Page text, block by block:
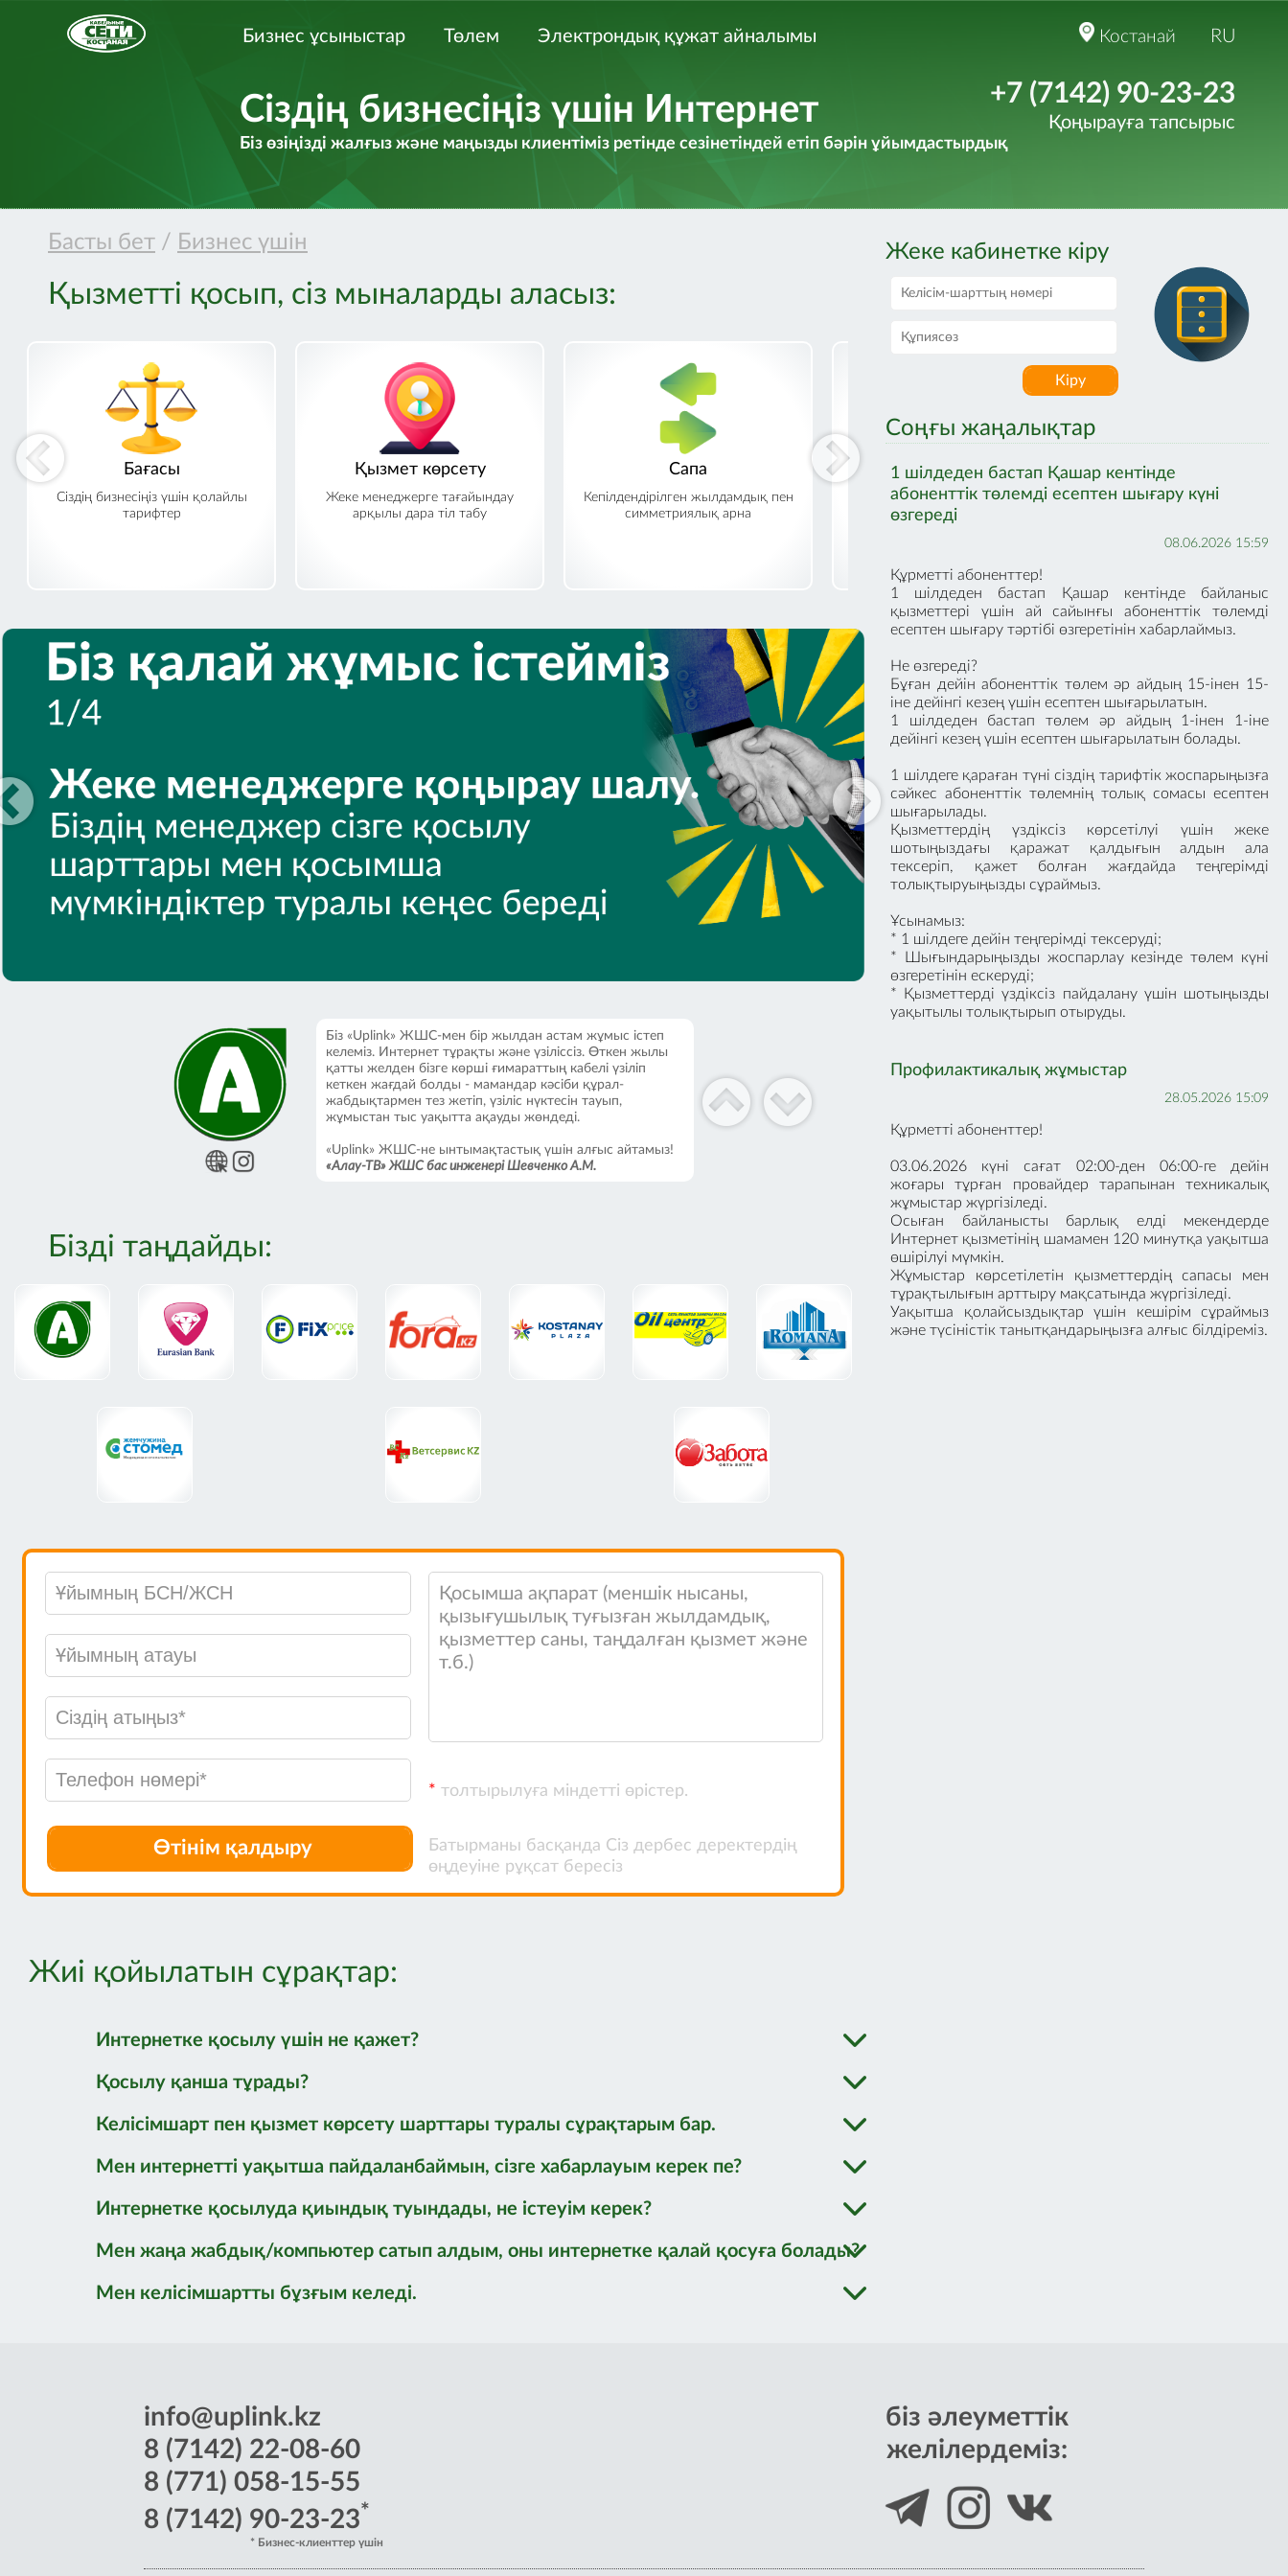
Бизнес ұсыныстар Төлем Электрондық құжат айналымы Костанай RU
Сіздің бизнесіңіз үшін Интернет
Біз өзіңізді жалғыз және маңызды клиентіміз ретінде сезінетіндей етіп бәрін ұйымдастырдық
+7 (7142) 90-23-23
Қоңырауға тапсырыс
Басты бет / Бизнес үшін
Қызметті қосып, сіз мыналарды аласыз:
Бағасы
Сіздің бизнесіңіз үшін қолайлы
тарифтер
Қызмет көрсету
Жеке менеджерге тағайындау
арқылы дара тіл табу
Сапа
Кепілдендірілген жылдамдық пен
симметриялық арна
Сенімділік
Техникалық қолдау көрсету
мамандары сіз үшін тәулік бойы
Сынақтама
Біз сізге 2 аптаға дейін
көмектесеміз.
Біз «Uplink» ЖШС-мен бір жылдан астам жұмыс істеп
келеміз. Интернет тұрақты және үзіліссіз. Өткен жылы
қатты желден бізге көрші ғимараттың кабелі үзіліп
кеткен жағдай болды - мамандар кәсіби құрал-
жабдықтармен тез жетіп, үзіліс нүктесін тауып,
жұмыстан тыс уақытта ақауды жөндеді.
«Uplink» ЖШС-не ынтымақтастық үшін алғыс айтамыз!
«Алау-ТВ» ЖШС бас инженері Шевченко А.М.
және «Uplink» ЖШС сенімді серіктес және кәсіби
провайдер ретінде ұсынамыз.
қызметтерін жеткізуші болып табылады.
бағдарланған қағидаттарын ұстанады.
Біз «Uplink» ЖШС-мен бірнеше жылдан бері жұмыс
істеп келеміз. Компания басшылығы мен қызметкерлері
туындаған мәселелерді талқылауға және өзара тиімді
шешімдерді іздеуге әрқашан ашық. Қандай сұрақ
немесе жағдай болса да, мамандар кері байланысқа
тиімділігін және клиентке мұқият қарауды атап өткім
келеді.
IT бөлімінің бастығы Киселев С.Н.
Бізді таңдайды:
Өтінім қалдыру
* толтырылуға міндетті өрістер.
Батырманы басқанда Сіз дербес деректердің
өңдеуіне рұқсат бересіз
Жиі қойылатын сұрақтар:
Интернетке қосылу үшін не қажет?
Қосылу қанша тұрады?
Келісімшарт пен қызмет көрсету шарттары туралы сұрақтарым бар.
Мен интернетті уақытша пайдаланбаймын, сізге хабарлауым керек пе?
Интернетке қосылуда қиындық туындады, не істеуім керек?
Мен жаңа жабдық/компьютер сатып алдым, оны интернетке қалай қосуға болады?
Мен келісімшартты бұзғым келеді.
Жеке кабинетке кіру
Кіру
Соңғы жаңалықтар
1 шілдеден бастап Қашар кентінде
абоненттік төлемді есептен шығару күні
өзгереді
08.06.2026 15:59
Құрметті абоненттер!
1 шілдеден бастап Қашар кентінде байланыс
қызметтері үшін ай сайынғы абоненттік төлемді
есептен шығару тәртібі өзгеретінін хабарлаймыз.
Не өзгереді?
Бұған дейін абоненттік төлем әр айдың 15-інен 15-
іне дейінгі кезең үшін есептен шығарылатын.
1 шілдеден бастап төлем әр айдың 1-інен 1-іне
дейінгі кезең үшін есептен шығарылатын болады.
1 шілдеге қараған түні сіздің тарифтік жоспарыңызға
сәйкес абоненттік төлемнің толық сомасы есептен
шығарылады.
Қызметтердің үздіксіз көрсетілуі үшін жеке
шотыңыздағы қаражат қалдығын алдын ала
тексеріп, қажет болған жағдайда теңгерімді
толықтыруыңызды сұраймыз.
Ұсынамыз:
* 1 шілдеге дейін теңгерімді тексеруді;
* Шығындарыңызды жоспарлау кезінде төлем күні
өзгеретінін ескеруді;
* Қызметтерді үздіксіз пайдалану үшін шотыңызды
уақытылы толықтырып отыруды.
Профилактикалық жұмыстар
28.05.2026 15:09
Құрметті абоненттер!
03.06.2026 күні сағат 02:00-ден 06:00-ге дейін
жоғары тұрған провайдер тарапынан техникалық
жұмыстар жүргізіледі.
Осыған байланысты барлық елді мекендерде
Интернет қызметінің шамамен 120 минутқа уақытша
өшірілуі мүмкін.
Жұмыстар көрсетілетін қызметтердің сапасы мен
тұрақтылығын арттыру мақсатында жүргізіледі.
Уақытша қолайсыздықтар үшін кешірім сұраймыз
және түсіністік танытқандарыңызға алғыс білдіреміз.
info@uplink.kz
8 (7142) 22-08-60
8 (771) 058-15-55
8 (7142) 90-23-23*
* Бизнес-клиенттер үшін
біз әлеуметтік
желілердеміз: